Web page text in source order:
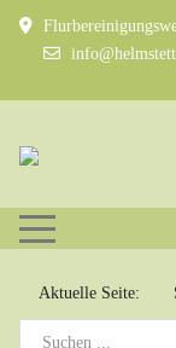
Mobile Menu Toggle
Aktuelle Seite: